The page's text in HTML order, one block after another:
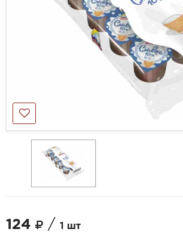
124 / 1 шт